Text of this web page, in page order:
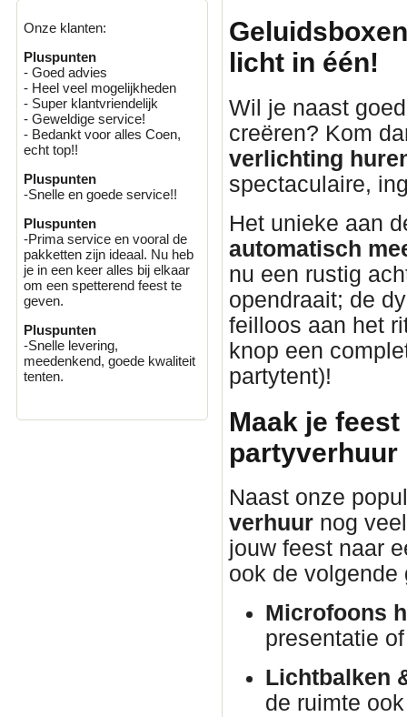
Onze klanten:
Pluspunten
- Goed advies
- Heel veel mogelijkheden
- Super klantvriendelijk
- Geweldige service!
- Bedankt voor alles Coen,
echt top!!
Pluspunten
-Snelle en goede service!!
Pluspunten
-Prima service en vooral de
pakketten zijn ideaal. Nu heb
je in een keer alles bij elkaar
om een spetterend feest te
geven.
Pluspunten
-Snelle levering,
meedenkend, goede kwaliteit
tenten.
licht in één!
Wil je naast
creëren? Kom
verlichting
spectaculaire,
Het unieke aan
automatisch
nu een rustig
opendraait; de
feilloos aan het
knop een
partytent)!
Maak je
partyverhuur
Naast onze
verhuur nog
jouw feest naar
ook de
Microfoons
presentatie
Lichtbalken
de ruimte